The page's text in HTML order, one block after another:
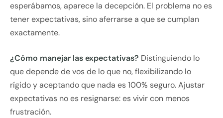
esperábamos, aparece la decepción. El problema no es
tener expectativas, sino aferrarse a que se cumplan
exactamente.
¿Cómo manejar las expectativas? Distinguiendo lo
que depende de vos de lo que no, flexibilizando lo
rígido y aceptando que nada es 100% seguro. Ajustar
expectativas no es resignarse: es vivir con menos
frustración.